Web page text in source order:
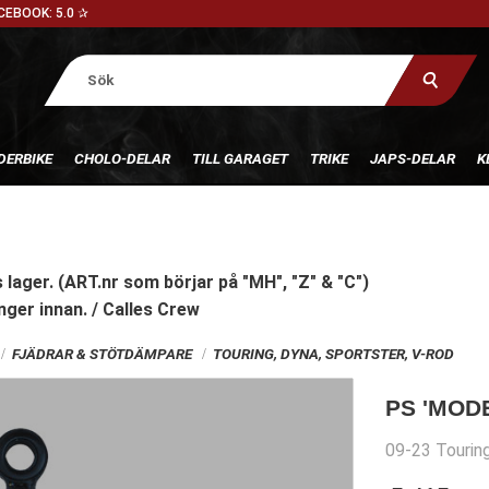
5.0 ✰
CHOLO-DELAR TILL GARAGET TRIKE JAPS-DELAR
(ART.nr som börjar på "MH", "Z" & "C")
innan. / Calles Crew
FJÄDRAR & STÖTDÄMPARE TOURING, DYNA, SPORTSTER, V-ROD
PS
09-23